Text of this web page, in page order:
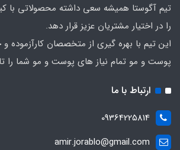
تیم آگوستا همیشه سعی داشته محصولاتی با
را در اختیار مشتریان عزیز قرار دهد.
این تیم با بهره گیری از متخصصان کارآزموده و
پوست و مو تمام نیاز های پوست و مو شما را
ارتباط با ما
09364225814
amir.jorablo@gmail.com